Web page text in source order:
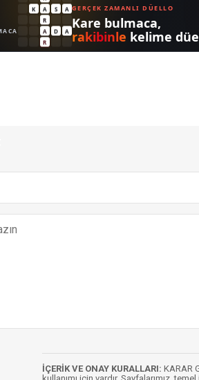
İÇERİK VE ONAY KURALLARI: KARAR